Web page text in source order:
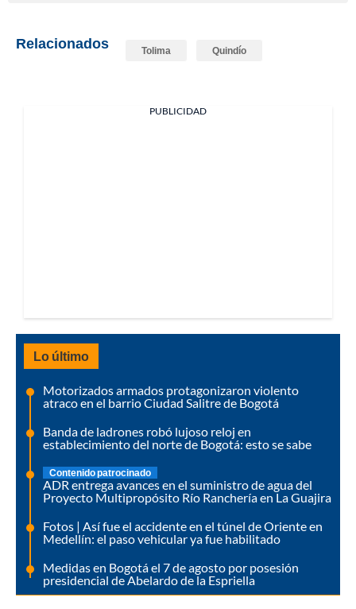
Relacionados Tolima Quindío
PUBLICIDAD
Lo último
Motorizados armados protagonizaron violento
atraco en el barrio Ciudad Salitre de Bogotá
Banda de ladrones robó lujoso reloj en
establecimiento del norte de Bogotá: esto se sabe
Contenido patrocinado
ADR entrega avances en el suministro de agua del
Proyecto Multipropósito Río Ranchería en La Guajira
Fotos | Así fue el accidente en el túnel de Oriente en
Medellín: el paso vehicular ya fue habilitado
Medidas en Bogotá el 7 de agosto por posesión
presidencial de Abelardo de la Espriella